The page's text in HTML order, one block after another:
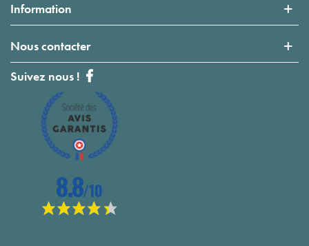
Information
Nous contacter
Suivez nous !